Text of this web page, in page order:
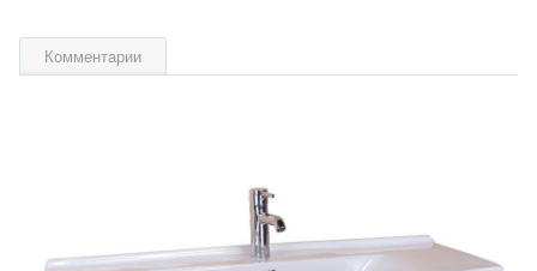
Комментарии